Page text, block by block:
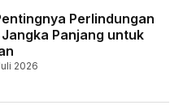
Perlindungan
Panjang untuk
2026